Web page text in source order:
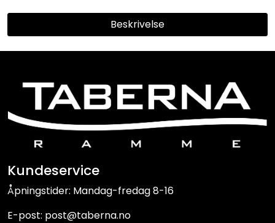
Beskrivelse
Kundeservice
Åpningstider: Mandag-fredag 8-16
E-post: post@taberna.no